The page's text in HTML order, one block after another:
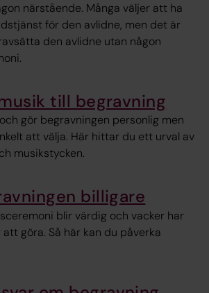
närstående. Många väljer att ha
för den avlidne, men det är
den avlidne utan någon
till begravning
gör begravningen personlig men
att välja. Här hittar du ett urval av
musikstycken.
billigare
blir värdig och vacker har
göra. Så här kan du påverka